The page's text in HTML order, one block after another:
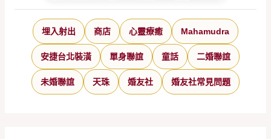
埋入射出 商店 心靈療癒 Mahamudra
安捷台北裝潢 單身聯誼 童話 二婚聯誼
未婚聯誼 天珠 婚友社 婚友社常見問題